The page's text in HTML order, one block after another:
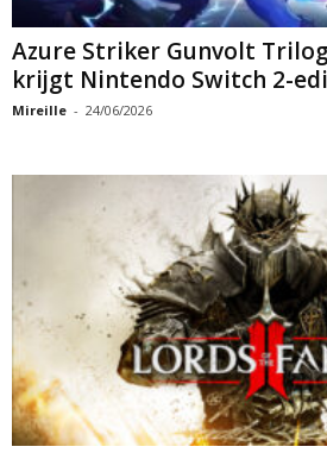
Azure Striker Gunvolt
krijgt Nintendo Switch 2-
Mireille - 24/06/2026